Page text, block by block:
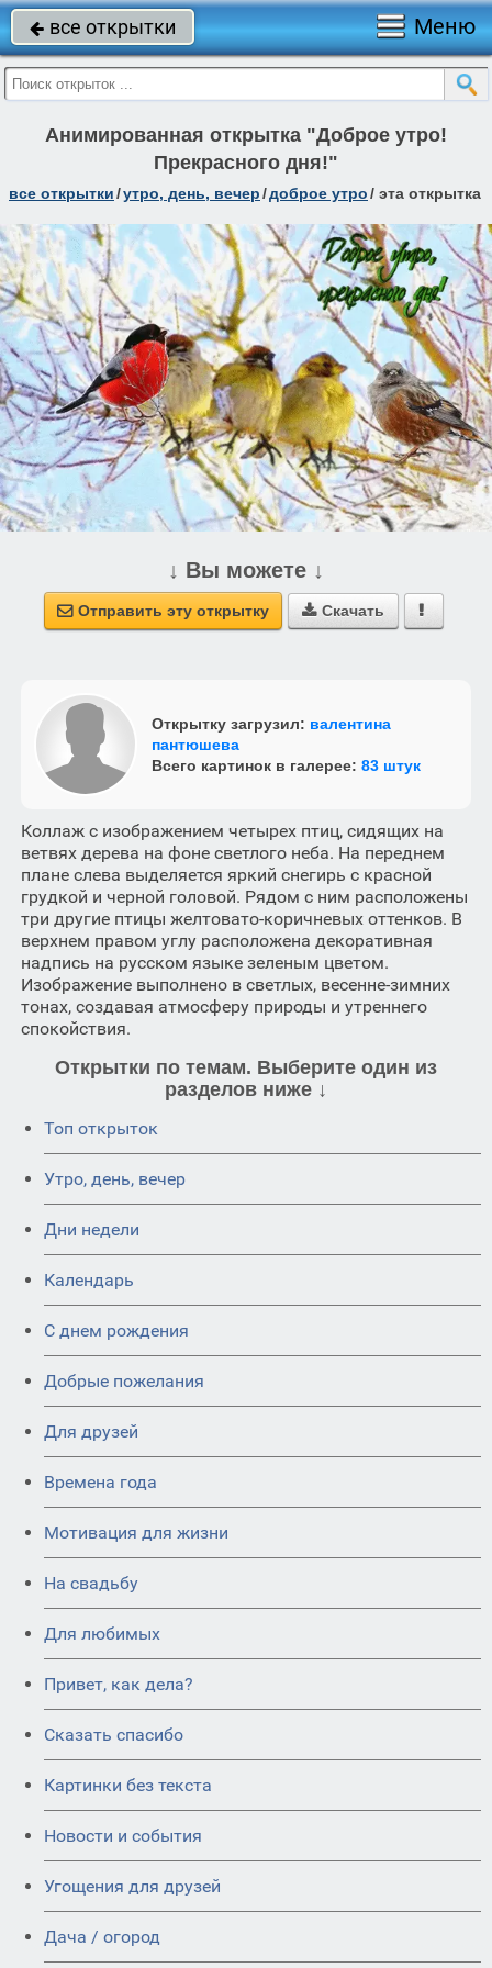
 все открытки Меню
Анимированная открытка "Доброе утро!
Прекрасного дня!"
все открытки/утро, день, вечер/доброе утро/ эта открытка
↓ Вы можете ↓
 Отправить эту открытку  Скачать 
Открытку загрузил: валентина
пантюшева
Всего картинок в галерее: 83 штук
Коллаж с изображением четырех птиц, сидящих на
ветвях дерева на фоне светлого неба. На переднем
плане слева выделяется яркий снегирь с красной
грудкой и черной головой. Рядом с ним расположены
три другие птицы желтовато-коричневых оттенков. В
верхнем правом углу расположена декоративная
надпись на русском языке зеленым цветом.
Изображение выполнено в светлых, весенне-зимних
тонах, создавая атмосферу природы и утреннего
спокойствия.
Открытки по темам. Выберите один из
разделов ниже ↓
Топ открыток
Утро, день, вечер
Дни недели
Календарь
C днем рождения
Добрые пожелания
Для друзей
Времена года
Мотивация для жизни
На свадьбу
Для любимых
Привет, как дела?
Сказать спасибо
Картинки без текста
Новости и события
Угощения для друзей
Дача / огород